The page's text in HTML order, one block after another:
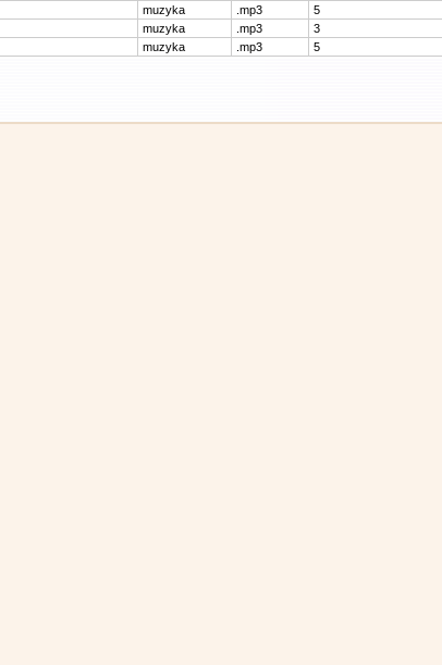
muzyka .mp3 5
muzyka .mp3 3
muzyka .mp3 5